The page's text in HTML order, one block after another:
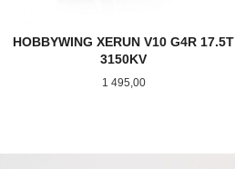
HOBBYWING XERUN V10 G4R 17.5T
3150KV
Pris
1 495,00